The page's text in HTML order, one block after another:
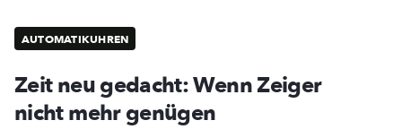
AUTOMATIKUHREN
Zeit neu gedacht: Wenn Zeiger
nicht mehr genügen